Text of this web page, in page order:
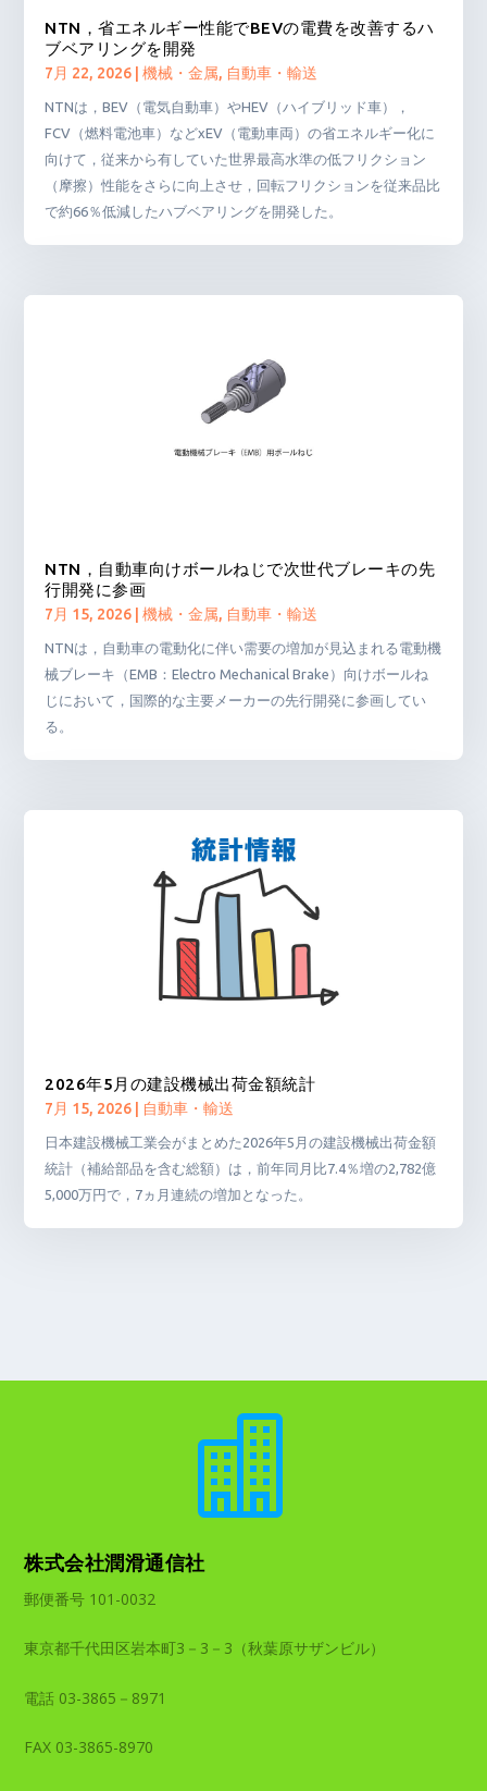
NTN，省エネルギー性能でBEVの電費を改善するハ
ブベアリングを開発
7月 22, 2026 |機械・金属, 自動車・輸送
NTNは，BEV（電気自動車）やHEV（ハイブリッド車），
FCV（燃料電池車）などxEV（電動車両）の省エネルギー化に
向けて，従来から有していた世界最高水準の低フリクション
（摩擦）性能をさらに向上させ，回転フリクションを従来品比
で約66％低減したハブベアリングを開発した。
NTN，自動車向けボールねじで次世代ブレーキの先
行開発に参画
7月 15, 2026 |機械・金属, 自動車・輸送
NTNは，自動車の電動化に伴い需要の増加が見込まれる電動機
械ブレーキ（EMB：Electro Mechanical Brake）向けボールね
じにおいて，国際的な主要メーカーの先行開発に参画してい
る。
2026年5月の建設機械出荷金額統計
7月 15, 2026 自動車・輸送
日本建設機械工業会がまとめた2026年5月の建設機械出荷金額
統計（補給部品を含む総額）は，前年同月比7.4％増の2,782億
5,000万円で，7ヵ月連続の増加となった。

株式会社潤滑通信社
郵便番号 101-0032
東京都千代田区岩本町3－3－3（秋葉原サザンビル）
電話 03-3865－8971
FAX 03-3865-8970